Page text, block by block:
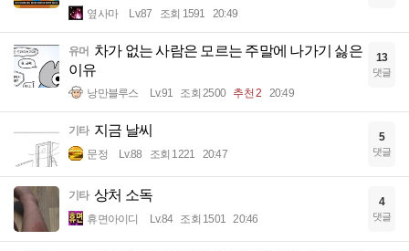
옆사마 Lv.87 조회 1591 20:49
유머 차가 없는 사람은 모르는 주말에 나가기 싫은
이유
낭만블루스 Lv.91 조회 2500 추천 2 20:49
13
댓글
기타 지금 날씨
문정 Lv.88 조회 1221 20:47
5
댓글
기타 상처 소독
휴면아이디 Lv.84 조회 1501 20:46
4
댓글